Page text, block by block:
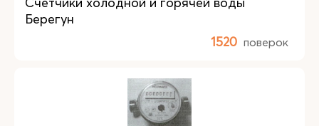
Берегун
1520 поверок